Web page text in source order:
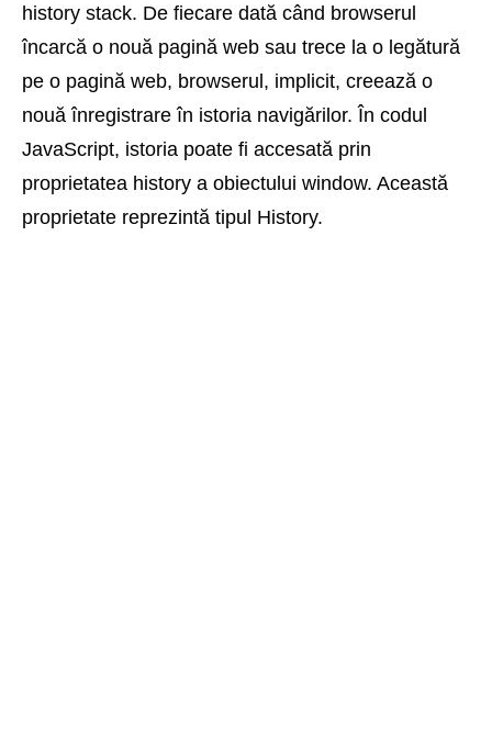
history stack. De fiecare dată când browserul
încarcă o nouă pagină web sau trece la o legătură
pe o pagină web, browserul, implicit, creează o
nouă înregistrare în istoria navigărilor. În codul
JavaScript, istoria poate fi accesată prin
proprietatea history a obiectului window. Această
proprietate reprezintă tipul History.